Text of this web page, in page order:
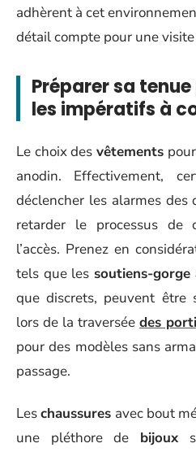
adhèrent à cet
détail compte pour une visite
Préparer sa
les impératifs à
Le choix des vêtements
anodin. Effectivement,
déclencher les alarmes
retarder le processus de
l’accès. Prenez en
tels que les soutiens-
que discrets, peuvent être
lors de la traversée des
pour des modèles sans
passage.
Leschaussures avec bout
une pléthore de bijoux